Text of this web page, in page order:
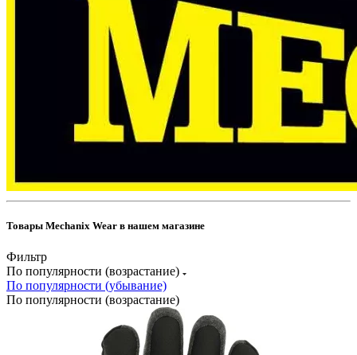
Товары Mechanix Wear в нашем магазине
Фильтр
По популярности (возрастание)
По популярности (убывание)
По популярности (возрастание)